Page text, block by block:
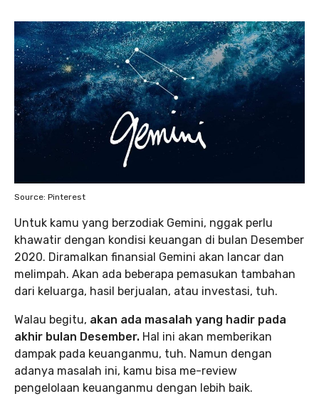
Source: Pinterest
Untuk kamu yang berzodiak Gemini, nggak perlu
khawatir dengan kondisi keuangan di bulan Desember
2020. Diramalkan finansial Gemini akan lancar dan
melimpah. Akan ada beberapa pemasukan tambahan
dari keluarga, hasil berjualan, atau investasi, tuh.
Walau begitu, akan ada masalah yang hadir pada
akhir bulan Desember. Hal ini akan memberikan
dampak pada keuanganmu, tuh. Namun dengan
adanya masalah ini, kamu bisa me-review
pengelolaan keuanganmu dengan lebih baik.